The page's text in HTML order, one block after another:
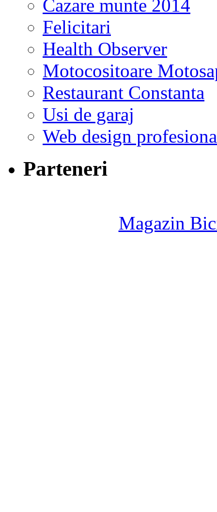
Cazare munte 2014
Felicitari
Health Observer
Motocositoare
Restaurant Constanta
Usi de garaj
Web design
Parteneri
Magazin